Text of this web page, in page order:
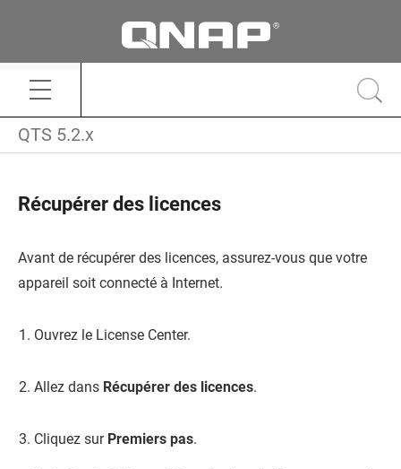
QTS 5.2.x
Récupérer des licences
Avant de récupérer des licences, assurez-vous que votre
appareil soit connecté à Internet.
Ouvrez le License Center.
Allez dans Récupérer des licences.
Cliquez sur Premiers pas.